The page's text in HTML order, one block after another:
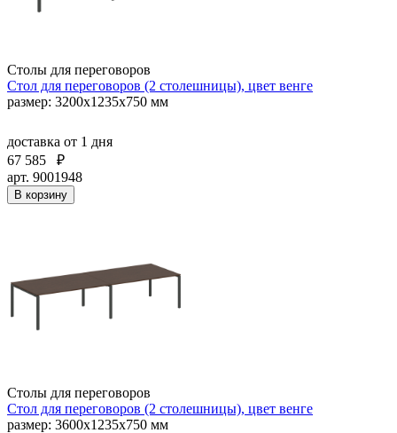
Столы для переговоров
Стол для переговоров (2 столешницы), цвет венге
размер: 3200х1235х750 мм
доставка от 1 дня
67 585
₽
арт. 9001948
В корзину
Столы для переговоров
Стол для переговоров (2 столешницы), цвет венге
размер: 3600х1235х750 мм